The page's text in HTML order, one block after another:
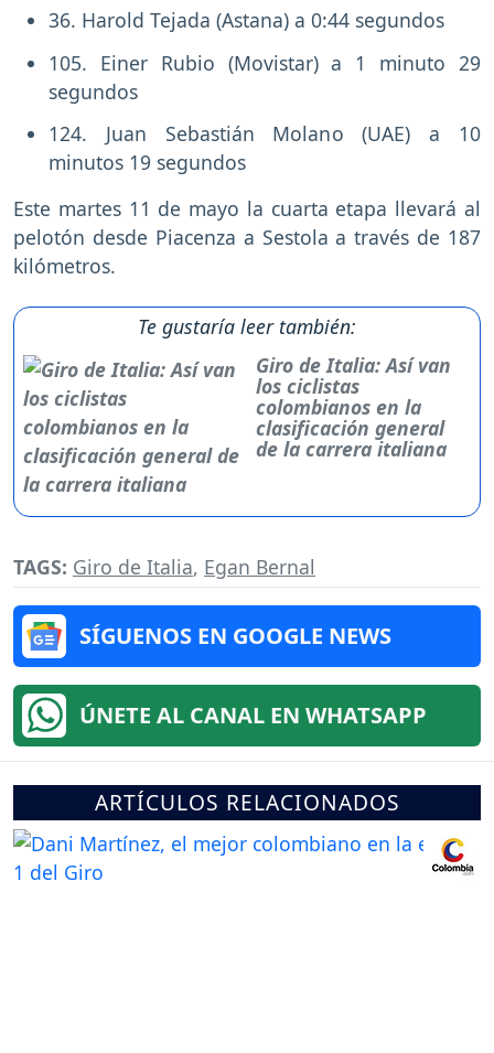
36. Harold Tejada (Astana) a 0:44 segundos
105. Einer Rubio (Movistar) a 1 minuto 29
segundos
124. Juan Sebastián Molano (UAE) a 10
minutos 19 segundos
Este martes 11 de mayo la cuarta etapa llevará al
pelotón desde Piacenza a Sestola a través de 187
kilómetros.
Te gustaría leer también:
Giro de Italia: Así van
los ciclistas
colombianos en la
clasificación general
de la carrera italiana
TAGS: Giro de Italia, Egan Bernal
SÍGUENOS EN GOOGLE NEWS
ÚNETE AL CANAL EN WHATSAPP
ARTÍCULOS RELACIONADOS